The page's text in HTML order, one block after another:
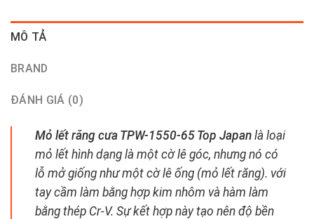
MÔ TẢ
BRAND
ĐÁNH GIÁ (0)
Mỏ lết răng cưa TPW-1550-65 Top Japan là loại
mỏ lết hình dạng là một cờ lê góc, nhưng nó có
lỗ mở giống như một cờ lê ống (mỏ lết răng). với
tay cầm làm bằng hợp kim nhôm và hàm làm
bằng thép Cr-V. Sự kết hợp này tạo nên độ bền